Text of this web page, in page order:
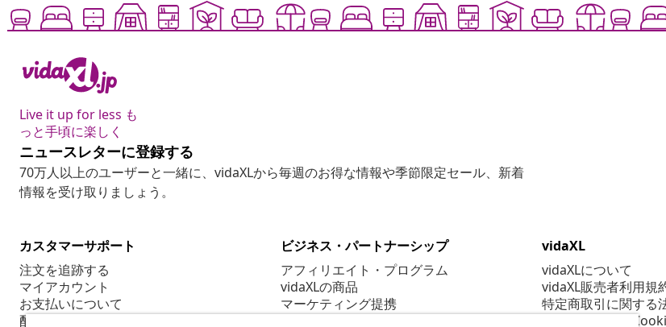
Live it up for less も
っと手頃に楽しく
ニュースレターに登録する
70万人以上のユーザーと一緒に、vidaXLから毎週のお得な情報や季節限定セール、新着
情報を受け取りましょう。
カスタマーサポート
注文を追跡する
マイアカウント
お支払いについて
配送について
ビジネス・パートナーシップ
アフィリエイト・プログラム
vidaXLの商品
マーケティング提携
vidaXL
vidaXLについて
vidaXL販売者利用規
特定商取引に関する
プライバシー＆